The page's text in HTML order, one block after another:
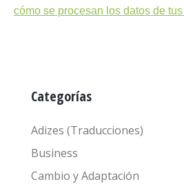
cómo se procesan los datos de
Categorías
Adizes (Traducciones)
Business
Cambio y Adaptación